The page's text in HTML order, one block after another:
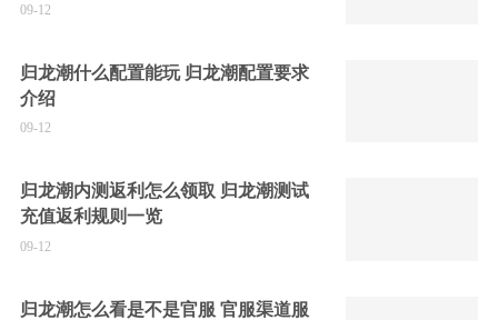
09-12
归龙潮什么配置能玩 归龙潮配置要求
介绍
09-12
归龙潮内测返利怎么领取 归龙潮测试
充值返利规则一览
09-12
归龙潮怎么看是不是官服 官服渠道服